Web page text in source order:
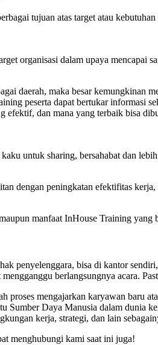
tujuan atas target atau
organisasi dalam upaya mencapai
daerah, maka besar kemungkinan
peserta dapat bertukar informasi
dan mana yang terbaik bisa
untuk sharing, bersahabat dan
dengan peningkatan efektifitas
manfaat InHouse Training yang
penyelenggara, bisa di kantor
berlangsungnya acara.
mengajarkan karyawan baru
Sumber Daya Manusia dalam dunia
kerja, strategi, dan lain
menghubungi kami saat ini juga!